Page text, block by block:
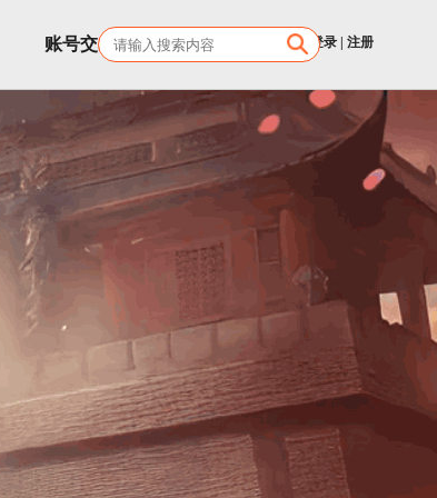
账号交易 客服 登录 注册